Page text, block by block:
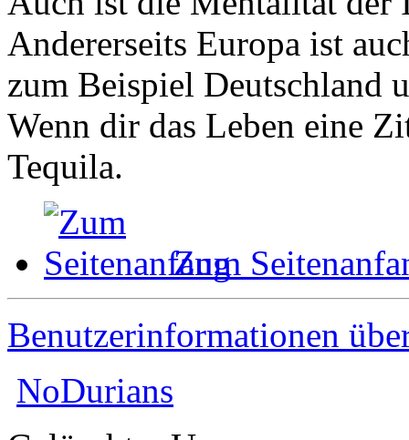
Andererseits Europa ist
zum Beispiel Deutschland
Wenn dir das Leben eine
Tequila.
Zum
Benutzerinformationen
NoDurians